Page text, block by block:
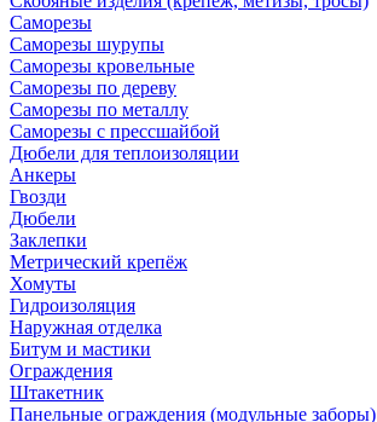
Саморезы
Саморезы шурупы
Саморезы кровельные
Саморезы по дереву
Саморезы по металлу
Саморезы с прессшайбой
Дюбели для теплоизоляции
Анкеры
Гвозди
Дюбели
Заклепки
Метрический крепёж
Хомуты
Гидроизоляция
Наружная отделка
Битум и мастики
Ограждения
Штакетник
Панельные ограждения (модульные заборы)